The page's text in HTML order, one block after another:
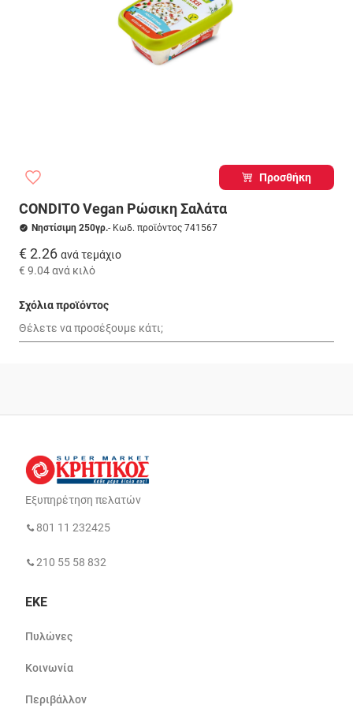
Προσθήκη
CONDITO Vegan Ρώσικη Σαλάτα
Νηστίσιμη 250γρ.- Κωδ. προϊόντος 741567
€ 2.26 ανά τεμάχιο
€ 9.04ανά κιλό
Σχόλια προϊόντος
Εξυπηρέτηση πελατών
801 11 232425
210 55 58 832
ΕΚΕ
Πυλώνες
Κοινωνία
Περιβάλλον